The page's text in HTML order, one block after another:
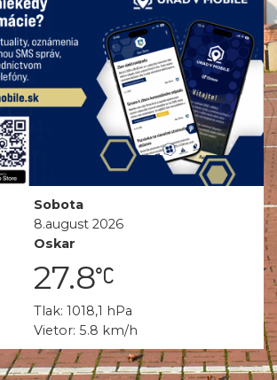
Sobota
8.august 2026
Oskar
27.8
Tlak: 1018,1 hPa
Vietor: 5.8 km/h